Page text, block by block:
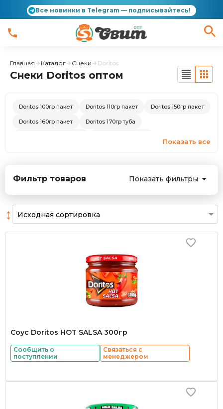
Все новинки в Telegram — подписывайтесь!
Главная Каталог Снеки Doritos
Снеки Doritos оптом
Doritos 100гр пакет Doritos 110гр пакет Doritos 150гр пакет
Doritos 160гр пакет Doritos 170гр туба
Показать все
Фильтр товаров Показать фильтры
↕
Соус Doritos HOT SALSA 300гр
Сообщить о
поступлении
Связаться с
менеджером